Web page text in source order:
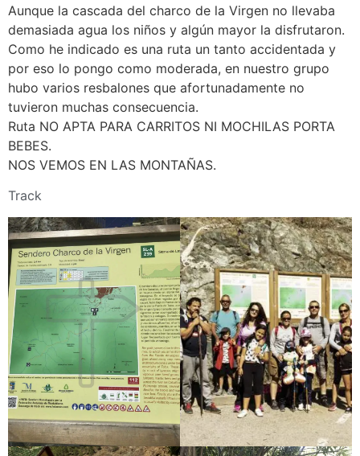
Aunque la cascada del charco de la Virgen no llevaba
demasiada agua los niños y algún mayor la disfrutaron.
Como he indicado es una ruta un tanto accidentada y
por eso lo pongo como moderada, en nuestro grupo
hubo varios resbalones que afortunadamente no
tuvieron muchas consecuencia.
Ruta NO APTA PARA CARRITOS NI MOCHILAS PORTA
BEBES.
NOS VEMOS EN LAS MONTAÑAS.
Track